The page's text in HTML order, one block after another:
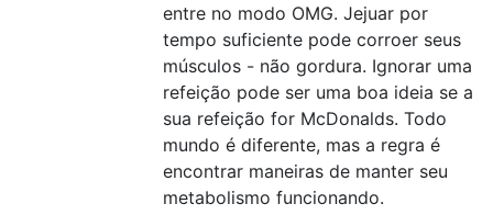
entre no modo OMG. Jejuar por
tempo suficiente pode corroer seus
músculos - não gordura. Ignorar uma
refeição pode ser uma boa ideia se a
sua refeição for McDonalds. Todo
mundo é diferente, mas a regra é
encontrar maneiras de manter seu
metabolismo funcionando.